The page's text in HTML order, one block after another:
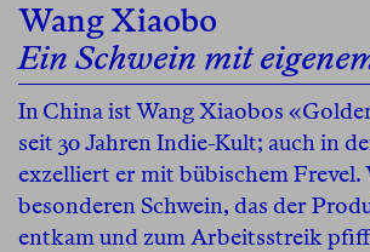
Wang Xiaobo
Ein Schwein mit
In China ist Wang Xiaobos
seit 30 Jahren Indie-Kult; auch in
exzelliert er mit bübischem Frevel.
besonderen Schwein, das der
entkam und zum Arbeitsstreik